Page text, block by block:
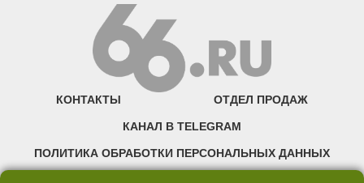
КОНТАКТЫ ОТДЕЛ ПРОДАЖ
КАНАЛ В TELEGRAM
ПОЛИТИКА ОБРАБОТКИ ПЕРСОНАЛЬНЫХ ДАННЫХ